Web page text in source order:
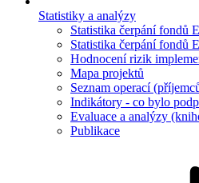
Statistiky a analýzy
Statistika čerpání fondů
Statistika čerpání fondů
Hodnocení rizik
Mapa projektů
Seznam operací
Indikátory - co bylo
Evaluace a analýzy
Publikace